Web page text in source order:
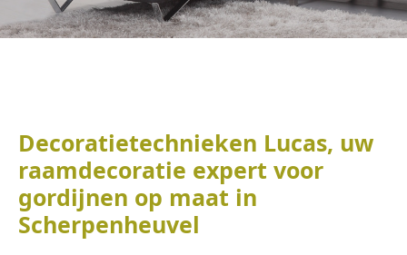
Decoratietechnieken Lucas, uw
raamdecoratie expert voor
gordijnen op maat in
Scherpenheuvel